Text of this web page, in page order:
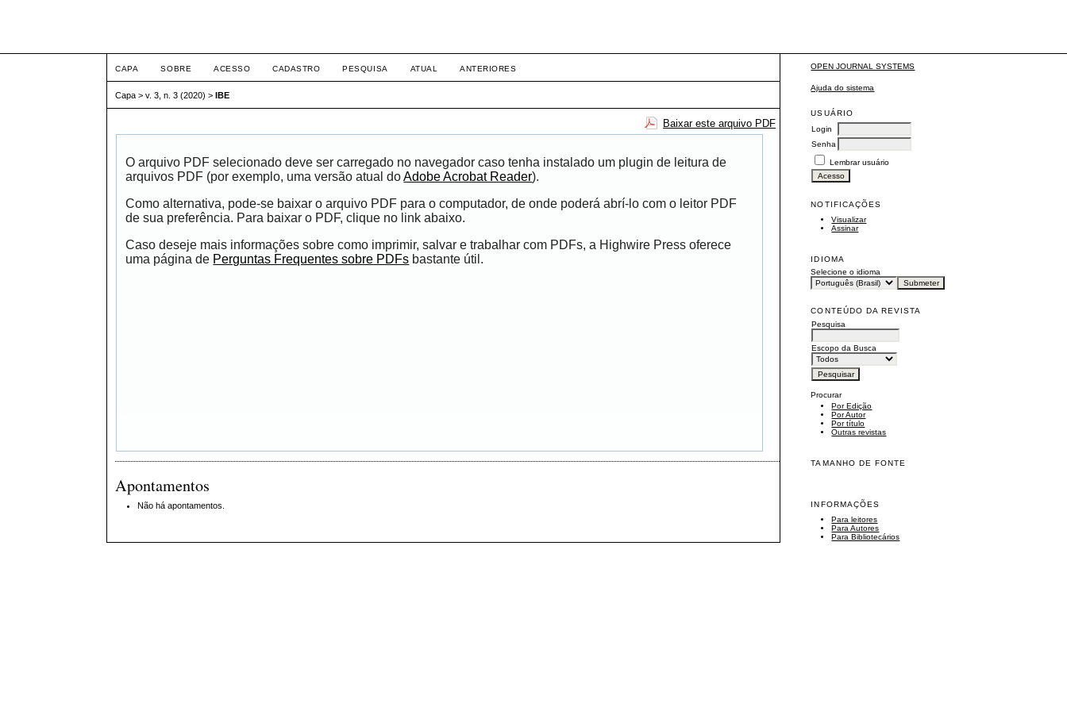
OPEN JOURNAL SYSTEMS
Ajuda do sistema
USUÁRIO
Login
Senha
Lembrar usuário
NOTIFICAÇÕES
Visualizar
Assinar
IDIOMA
Selecione o idioma
CONTEÚDO DA REVISTA
Pesquisa
Escopo da Busca
Procurar
Por Edição
Por Autor
Por título
Outras revistas
TAMANHO DE FONTE
INFORMAÇÕES
Para leitores
Para Autores
Para Bibliotecários
CAPA SOBRE ACESSO CADASTRO PESQUISA ATUAL ANTERIORES
Capa >v. 3, n. 3 (2020) >IBE
Baixar este arquivo PDF
O arquivo PDF selecionado deve ser carregado no navegador caso tenha instalado um plugin de leitura de
arquivos PDF (por exemplo, uma versão atual doAdobe Acrobat Reader).
Como alternativa, pode-se baixar o arquivo PDF para o computador, de onde poderá abrí-lo com o leitor PDF
de sua preferência. Para baixar o PDF, clique no link abaixo.
Caso deseje mais informações sobre como imprimir, salvar e trabalhar com PDFs, a Highwire Press oferece
uma página de Perguntas Frequentes sobre PDFs bastante útil.
Apontamentos
Não há apontamentos.